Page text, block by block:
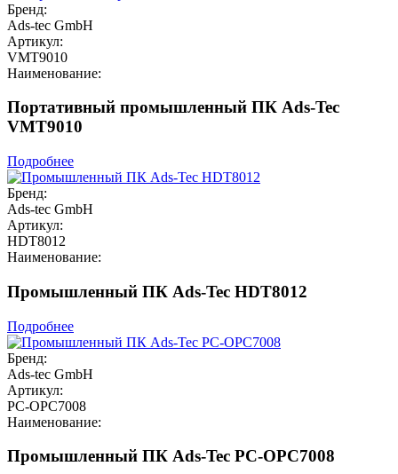
Бренд:
Ads-tec GmbH
Артикул:
VMT9010
Наименование:
Портативный промышленный ПК Ads-Tec
VMT9010
Подробнее
Бренд:
Ads-tec GmbH
Артикул:
HDT8012
Наименование:
Промышленный ПК Ads-Tec HDT8012
Подробнее
Бренд:
Ads-tec GmbH
Артикул:
PC-OPC7008
Наименование:
Промышленный ПК Ads-Tec PC-OPC7008